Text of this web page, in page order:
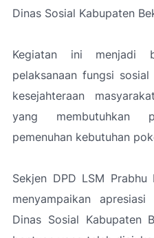
Dinas Sosial Kabupaten
Kegiatan ini menjadi
pelaksanaan fungsi
kesejahteraan
yang membutuhkan
pemenuhan kebutuhan
Sekjen DPD LSM
menyampaikan
Dinas Sosial Kabupaten